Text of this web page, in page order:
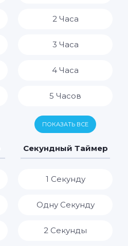
2 Часа
3 Часа
4 Часа
5 Часов
6 Часов
7 Часов
ПОКАЗАТЬ ВСЕ
Секундный Таймер
1 Секунду
Одну Секунду
2 Секунды